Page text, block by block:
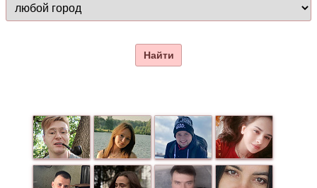
Найти